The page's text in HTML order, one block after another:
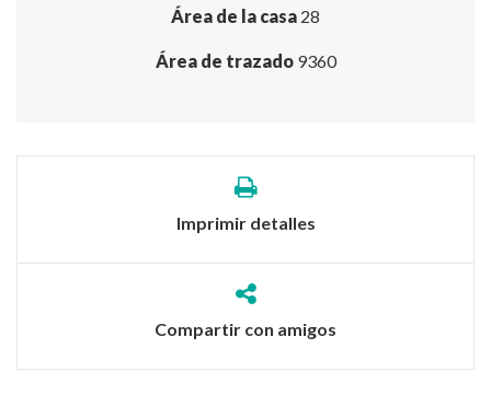
Área de la casa 28
Área de trazado9360
Imprimir detalles
Compartir con amigos